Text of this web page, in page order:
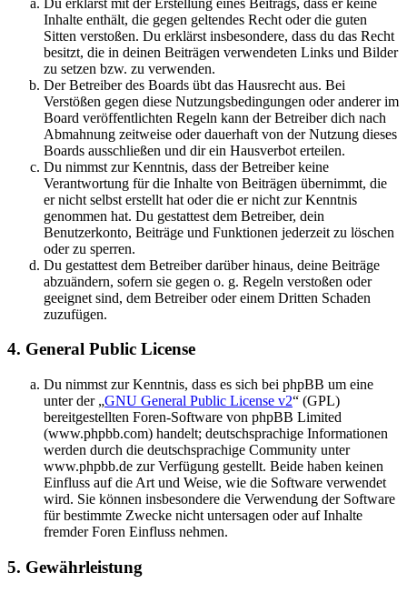
Inhalte enthält, die gegen geltendes Recht oder die guten
Sitten verstoßen. Du erklärst insbesondere, dass du das Recht
besitzt, die in deinen Beiträgen verwendeten Links und Bilder
zu setzen bzw. zu verwenden.
Der Betreiber des Boards übt das Hausrecht aus. Bei
Verstößen gegen diese Nutzungsbedingungen oder anderer im
Board veröffentlichten Regeln kann der Betreiber dich nach
Abmahnung zeitweise oder dauerhaft von der Nutzung dieses
Boards ausschließen und dir ein Hausverbot erteilen.
Du nimmst zur Kenntnis, dass der Betreiber keine
Verantwortung für die Inhalte von Beiträgen übernimmt, die
er nicht selbst erstellt hat oder die er nicht zur Kenntnis
genommen hat. Du gestattest dem Betreiber, dein
Benutzerkonto, Beiträge und Funktionen jederzeit zu löschen
oder zu sperren.
Du gestattest dem Betreiber darüber hinaus, deine Beiträge
abzuändern, sofern sie gegen o. g. Regeln verstoßen oder
geeignet sind, dem Betreiber oder einem Dritten Schaden
zuzufügen.
4. General Public License
Du nimmst zur Kenntnis, dass es sich bei phpBB um eine
unter der „GNU General Public License v2“ (GPL)
bereitgestellten Foren-Software von phpBB Limited
(www.phpbb.com) handelt; deutschsprachige Informationen
werden durch die deutschsprachige Community unter
www.phpbb.de zur Verfügung gestellt. Beide haben keinen
Einfluss auf die Art und Weise, wie die Software verwendet
wird. Sie können insbesondere die Verwendung der Software
für bestimmte Zwecke nicht untersagen oder auf Inhalte
fremder Foren Einfluss nehmen.
5. Gewährleistung